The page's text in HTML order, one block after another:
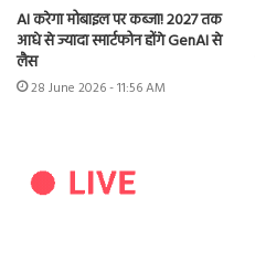
AI करेगा मोबाइल पर कब्जा! 2027 तक
आधे से ज्यादा स्मार्टफोन होंगे GenAI से
लैस
28 June 2026 - 11:56 AM